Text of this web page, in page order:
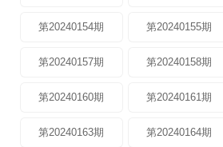
第20240154期 第20240155期
第20240157期 第20240158期
第20240160期 第20240161期
第20240163期 第20240164期